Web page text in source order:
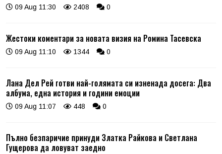
09 Aug 11:30 2408 0
Жестоки коментари за новата визия на Ромина Тасевска
09 Aug 11:10 1344 0
Лана Дел Рей готви най-голямата си изненада досега: Два
албума, една история и години емоции
09 Aug 11:07 448 0
Пълно безпаричие принуди Златка Райкова и Светлана
Гущерова да ловуват заедно